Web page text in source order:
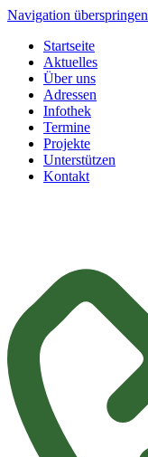
Navigation überspringen
Startseite
Aktuelles
Über uns
Adressen
Infothek
Termine
Projekte
Unterstützen
Kontakt